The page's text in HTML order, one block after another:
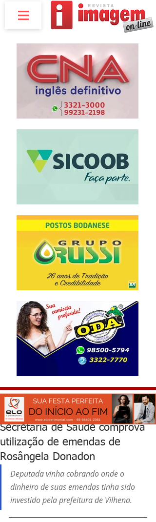
Secretaria de Saúde comprova
utilização de emendas de
Rosângela Donadon
Deputada vinha cobrando onde o
dinheiro de suas emendas tinha sido
investido pela prefeitura de Vilhena.